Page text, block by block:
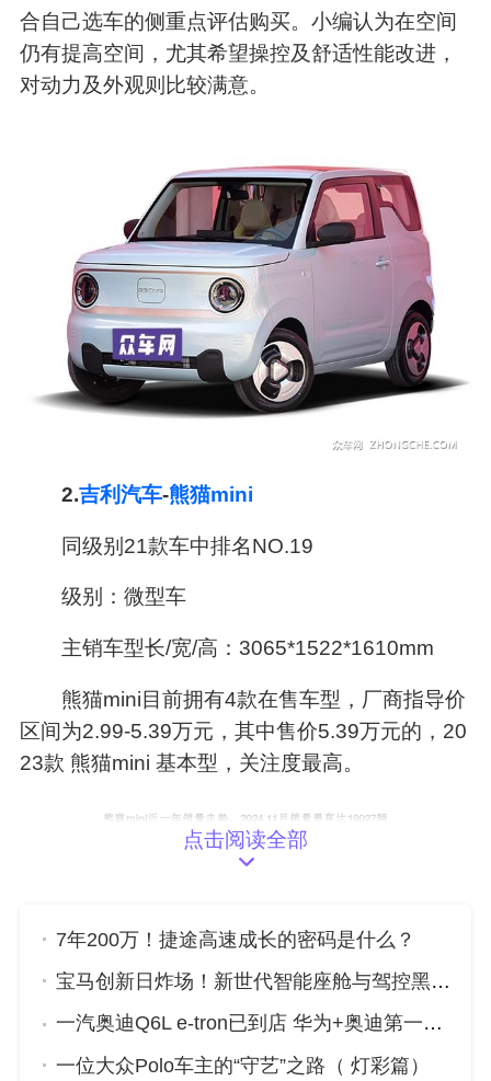
合自己选车的侧重点评估购买。小编认为在空间
仍有提高空间，尤其希望操控及舒适性能改进，
对动力及外观则比较满意。
2.吉利汽车-熊猫mini
同级别21款车中排名NO.19
级别：微型车
主销车型长/宽/高：3065*1522*1610mm
熊猫mini目前拥有4款在售车型，厂商指导价
区间为2.99-5.39万元，其中售价5.39万元的，20
23款 熊猫mini 基本型，关注度最高。
点击阅读全部
7年200万！捷途高速成长的密码是什么？
宝马创新日炸场！新世代智能座舱与驾控黑科技来袭
一汽奥迪Q6L e-tron已到店 华为+奥迪第一车究竟有啥硬核实力？
一位大众Polo车主的“守艺”之路（ 灯彩篇）